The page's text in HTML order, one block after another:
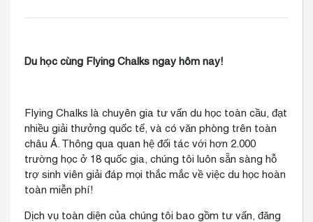
Du học cùng Flying Chalks ngay hôm nay!
Flying Chalks là chuyên gia tư vấn du học toàn cầu, đạt
nhiều giải thưởng quốc tế, và có văn phòng trên toàn
châu Á. Thông qua quan hệ đối tác với hơn 2.000
trường học ở 18 quốc gia, chúng tôi luôn sẵn sàng hỗ
trợ sinh viên giải đáp mọi thắc mắc về việc du học hoàn
toàn miễn phí!
Dịch vụ toàn diện của chúng tôi bao gồm tư vấn, đăng